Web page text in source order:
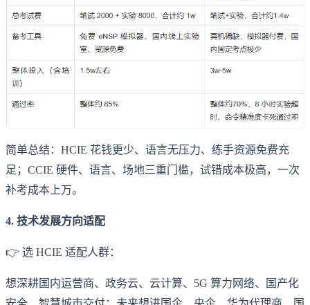
简单总结：HCIE 花钱更少、语言无压力、练手资源免费充
足；CCIE 硬件、语言、场地三重门槛，试错成本极高，一次
补考成本上万。
4. 技术发展方向适配
👉 选 HCIE 适配人群：
想深耕国内运营商、政务云、云计算、5G 算力网络、国产化